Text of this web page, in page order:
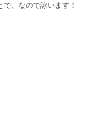
、なので詠います！